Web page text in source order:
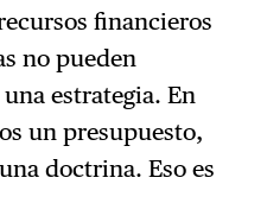
financieros
no pueden
estrategia. En
un presupuesto,
doctrina. Eso es